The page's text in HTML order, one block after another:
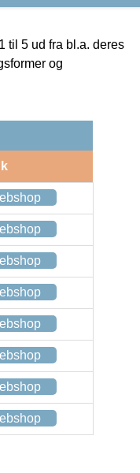
til 5 ud fra bl.a. deres
og